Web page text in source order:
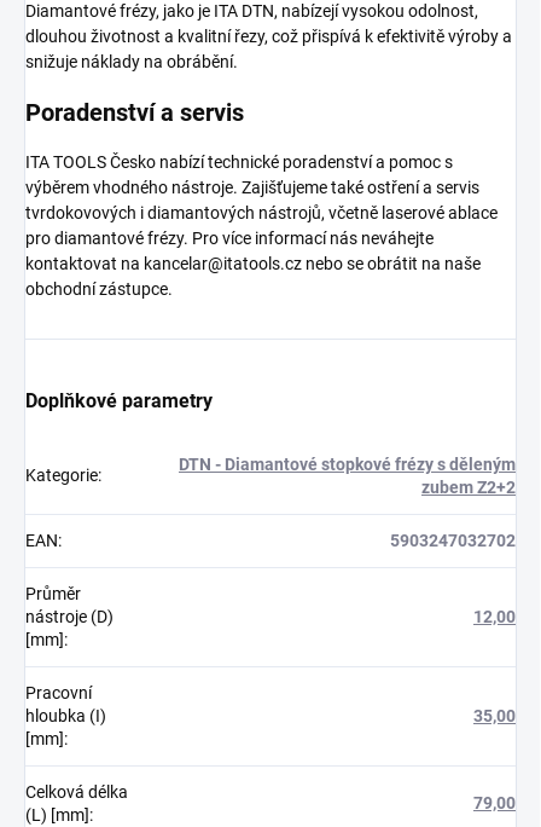
Diamantové frézy, jako je ITA DTN, nabízejí vysokou odolnost,
dlouhou životnost a kvalitní řezy, což přispívá k efektivitě výroby a
snižuje náklady na obrábění.
Poradenství a servis
ITA TOOLS Česko nabízí technické poradenství a pomoc s
výběrem vhodného nástroje. Zajišťujeme také ostření a servis
tvrdokovových i diamantových nástrojů, včetně laserové ablace
pro diamantové frézy. Pro více informací nás neváhejte
kontaktovat na kancelar@itatools.cz nebo se obrátit na naše
obchodní zástupce.
Doplňkové parametry
Kategorie:
DTN - Diamantové stopkové frézy s děleným
zubem Z2+2
EAN: 5903247032702
Průměr
nástroje (D)
[mm]:
12,00
Pracovní
hloubka (I)
[mm]:
35,00
Celková délka
(L) [mm]:
79,00